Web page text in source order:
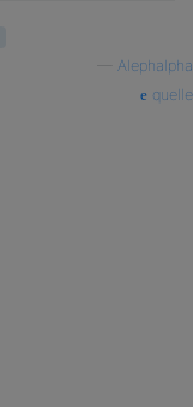
Alephalpha
quelle